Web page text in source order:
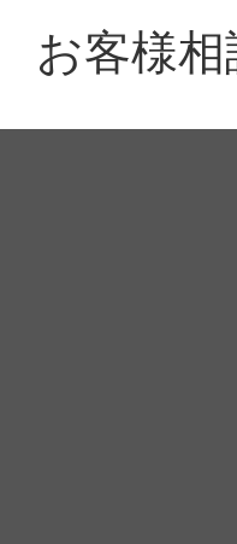
お客様